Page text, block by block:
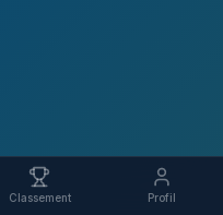
Classement Profil